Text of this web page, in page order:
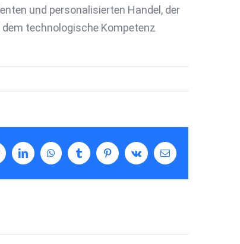
und personalisierten Handel, der
technologische Kompetenz
linkedin whatsapptumblr pinterestvk Email